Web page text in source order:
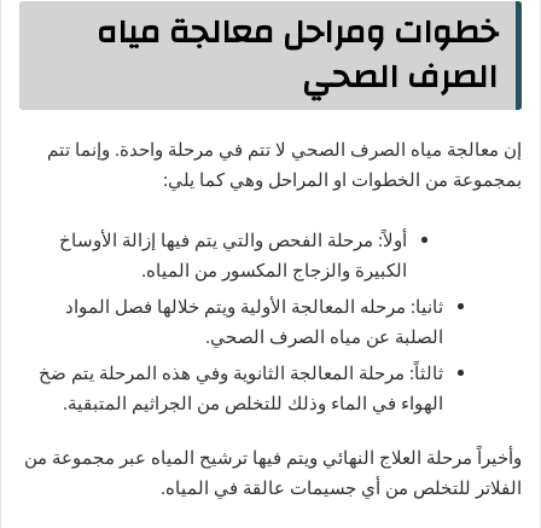
خطوات ومراحل معالجة مياه
الصرف الصحي
إن معالجة مياه الصرف الصحي لا تتم في مرحلة واحدة. وإنما تتم
بمجموعة من الخطوات او المراحل وهي كما يلي:
أولاً: مرحلة الفحص والتي يتم فيها إزالة الأوساخ
الكبيرة والزجاج المكسور من المياه.
ثانيا: مرحله المعالجة الأولية ويتم خلالها فصل المواد
الصلبة عن مياه الصرف الصحي.
ثالثاً: مرحلة المعالجة الثانوية وفي هذه المرحلة يتم ضخ
الهواء في الماء وذلك للتخلص من الجراثيم المتبقية.
وأخيراً مرحلة العلاج النهائي ويتم فيها ترشيح المياه عبر مجموعة من
الفلاتر للتخلص من أي جسيمات عالقة في المياه.